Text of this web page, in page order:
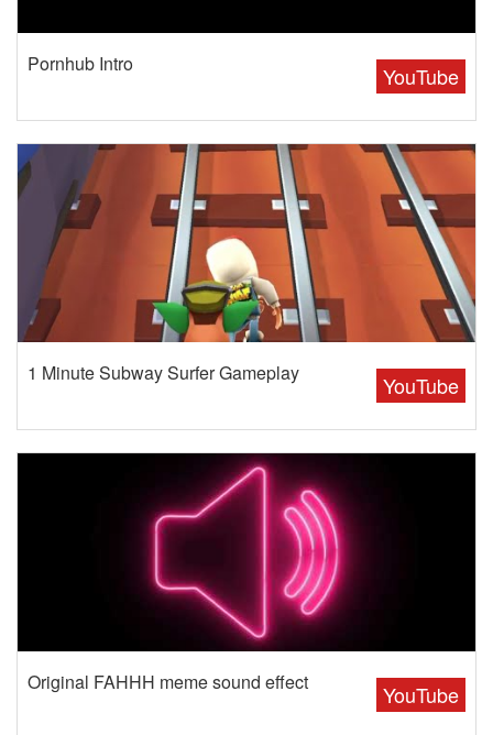
YouTube
Pornhub Intro
YouTube
1 Minute Subway Surfer Gameplay
YouTube
Original FAHHH meme sound effect